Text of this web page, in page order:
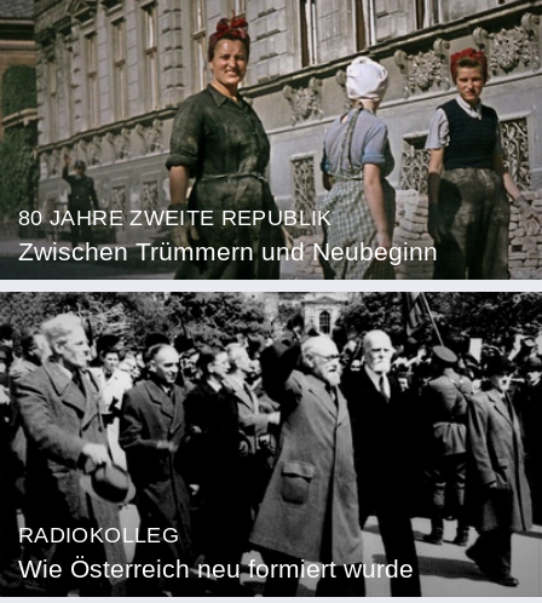
80 JAHRE ZWEITE REPUBLIK
Zwischen Trümmern und Neubeginn
RADIOKOLLEG
Wie Österreich neu formiert wurde